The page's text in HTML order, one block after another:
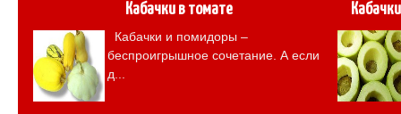
Кабачки в томате
Кабачки и помидоры –
беспроигрышное сочетание. А если
д...